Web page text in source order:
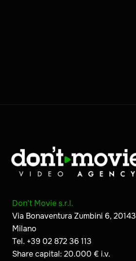
Don’t Movie s.r.l.
Via Bonaventura Zumbini 6, 20143
Milano
Tel. +39 02 872 36 113
Share capital: 20.000 € i.v.